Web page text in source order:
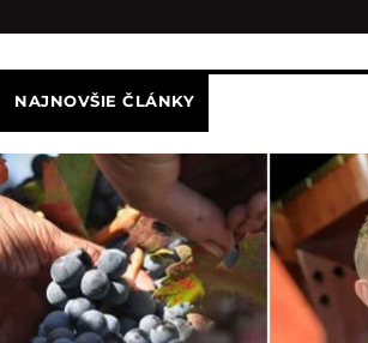
NAJNOVŠIE ČLÁNKY